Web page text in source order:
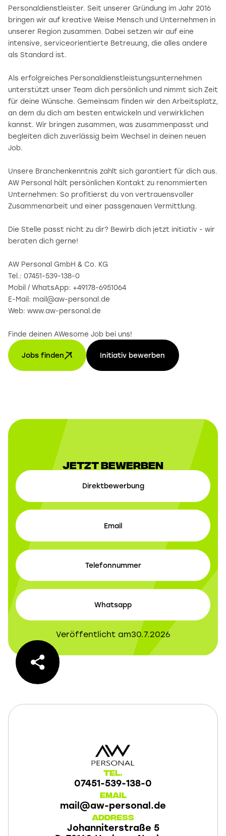
Personaldienstleister. Seit unserer Gründung im Jahr 2016
bringen wir auf kreative Weise Mensch und Unternehmen in
unserer Region zusammen. Dabei setzen wir auf eine
intensive, serviceorientierte Betreuung, die alles andere
als Standard ist.
Als erfolgreiches Personaldienstleistungsunternehmen
unterstützt unser Team dich persönlich und nimmt sich Zeit
für deine Wünsche. Gemeinsam finden wir den Arbeitsplatz,
an dem du dich am besten entwickeln und verwirklichen
kannst. Wir bringen zusammen, was zusammenpasst und
begleiten dich zuverlässig beim Wechsel in deinen neuen
Job.
Unsere Branchenkenntnis zahlt sich garantiert für dich aus.
AW Personal hält persönlichen Kontakt zu renommierten
Unternehmen: So profitierst du von vertrauensvoller
Zusammenarbeit und einer passgenauen Vermittlung.
Die Stelle passt nicht zu dir? Bewirb dich jetzt initiativ - wir
beraten dich gerne!
AW Personal GmbH & Co. KG
Tel.: 07451-539-138-0
Mobil / WhatsApp: +49178-6951064
E-Mail: mail@aw-personal.de
Web: www.aw-personal.de
Finde deinen AWesome Job bei uns!
Jobs finden Initiativ bewerben
Jetzt Bewerben
Direktbewerbung
Email
Telefonnummer
Whatsapp
Veröffentlicht am30.7.2026
Tel.
07451-539-138-0
Email
mail@aw-personal.de
Address
Johanniterstraße 5